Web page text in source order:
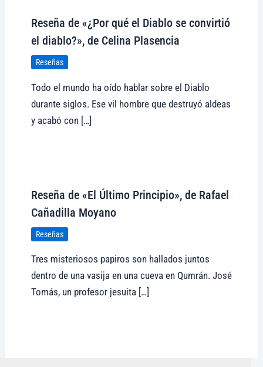
Reseña de «¿Por qué el Diablo se convirtió
el diablo?», de Celina Plasencia
Reseñas
Todo el mundo ha oído hablar sobre el Diablo
durante siglos. Ese vil hombre que destruyó aldeas
y acabó con […]
Reseña de «El Último Principio», de Rafael
Cañadilla Moyano
Reseñas
Tres misteriosos papiros son hallados juntos
dentro de una vasija en una cueva en Qumrán. José
Tomás, un profesor jesuita […]